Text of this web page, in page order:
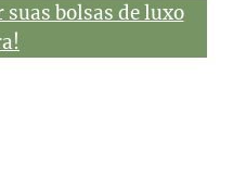
suas bolsas de luxo